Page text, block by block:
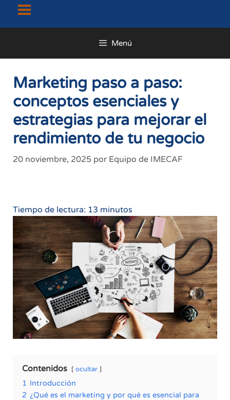
contenido
Menú
Marketing paso a paso:
conceptos esenciales y
estrategias para mejorar el
rendimiento de tu negocio
20 noviembre, 2025 por Equipo de IMECAF
Tiempo de lectura: 13 minutos
Contenidos ocultar
1 Introducción
2 ¿Qué es el marketing y por qué es esencial para